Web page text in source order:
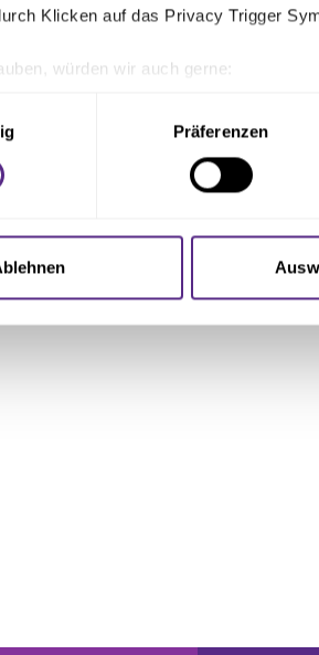
Klicken auf das Privacy Trigger
würden wir auch gerne:
aktives Scannen nach bestimmten
darüber, wie Ihre persönlichen
um Inhalte und Anzeigen zu
unsere Website zu analysieren.
Präferenzen